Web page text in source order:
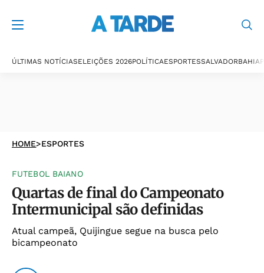
ÚLTIMAS NOTÍCIASELEIÇÕES 2026POLÍTICAESPORTESSALVADORBAHIA
HOME>ESPORTES
FUTEBOL BAIANO
Quartas de final do Campeonato
Intermunicipal são definidas
Atual campeã, Quijingue segue na busca pelo
bicampeonato